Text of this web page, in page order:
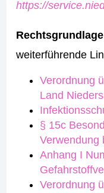
https://
Rechtsgrundlage
weiterführende
Verordnung
Land
§ 15c
Verwendung
Anhang I
Verordnung